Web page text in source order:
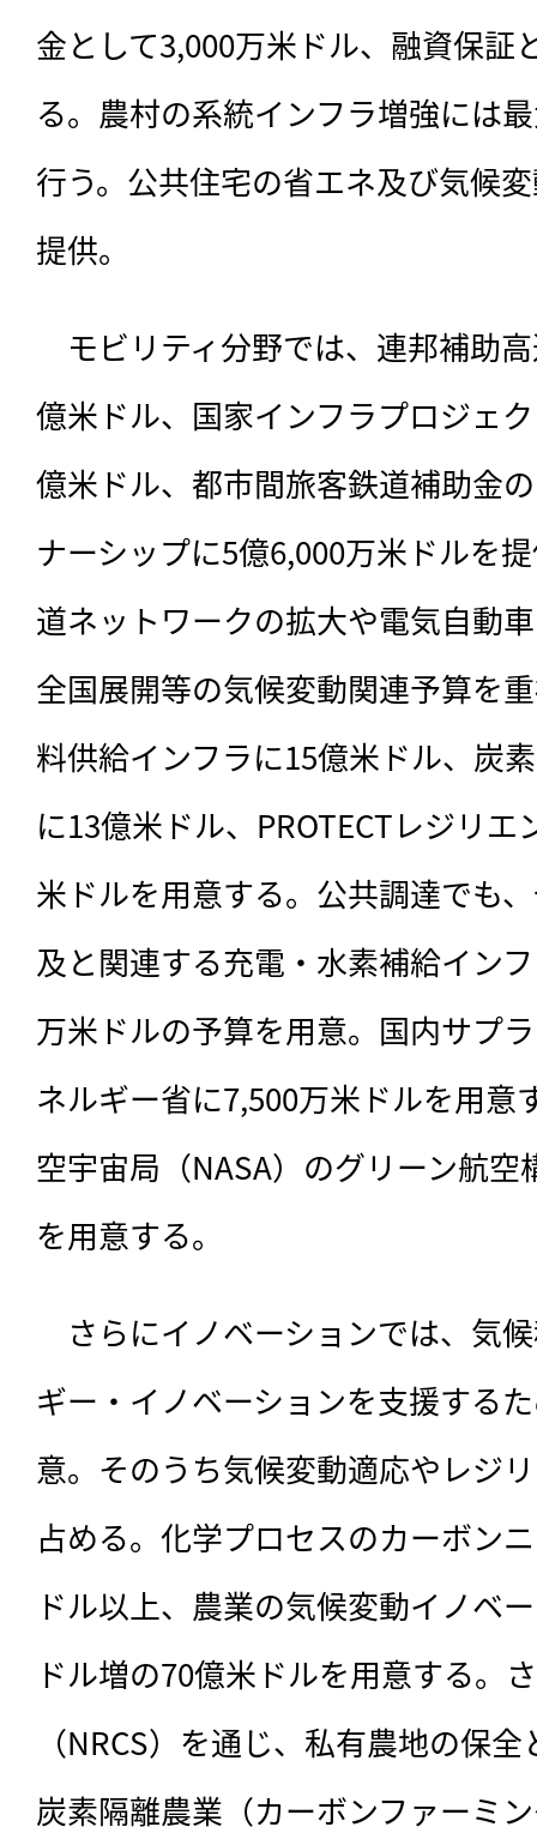
金として3,000万米ドル、融資保証
る。農村の系統インフラ増強には
行う。公共住宅の省エネ及び気候
提供。
モビリティ分野では、連邦補助
億米ドル、国家インフラプロジェ
億米ドル、都市間旅客鉄道補助金
ナーシップに5億6,000万米ドルを
道ネットワークの拡大や電気自動
全国展開等の気候変動関連予算を
料供給インフラに15億米ドル、炭
に13億米ドル、PROTECTレジリ
米ドルを用意する。公共調達でも
及と関連する充電・水素補給イン
万米ドルの予算を用意。国内サプ
ネルギー省に7,500万米ドルを用意
空宇宙局（NASA）のグリーン航
を用意する。
さらにイノベーションでは、気
ギー・イノベーションを支援する
意。そのうち気候変動適応やレジ
占める。化学プロセスのカーボン
ドル以上、農業の気候変動イノベ
ドル増の70億米ドルを用意する。
（NRCS）を通じ、私有農地の保
炭素隔離農業（カーボンファーミ